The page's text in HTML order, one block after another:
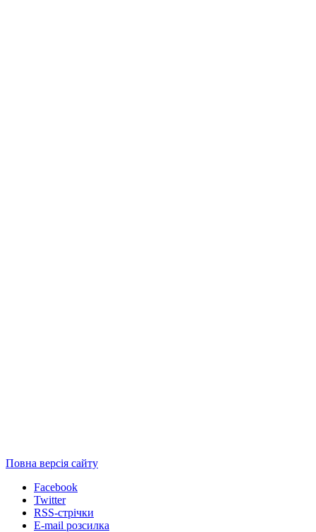
Повна версія сайту
Facebook
Twitter
RSS-стрічки
E-mail розсилка